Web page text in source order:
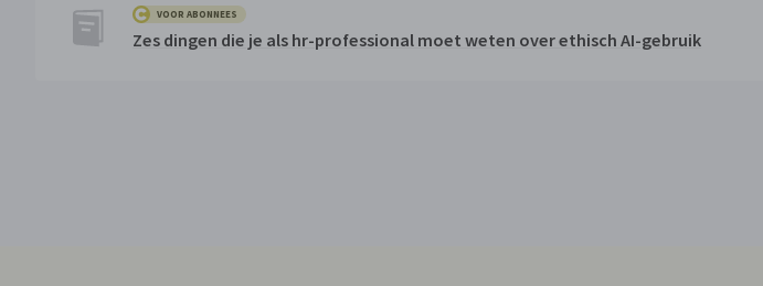
VOOR ABONNEES
Zes dingen die je als hr-professional moet weten over ethisch AI-gebruik